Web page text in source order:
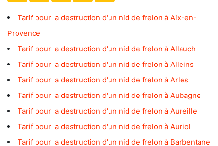
Tarif pour la destruction d'un nid de frelon à Aix-en-
Provence
Tarif pour la destruction d'un nid de frelon à Allauch
Tarif pour la destruction d'un nid de frelon à Alleins
Tarif pour la destruction d'un nid de frelon à Arles
Tarif pour la destruction d'un nid de frelon à Aubagne
Tarif pour la destruction d'un nid de frelon à Aureille
Tarif pour la destruction d'un nid de frelon à Auriol
Tarif pour la destruction d'un nid de frelon à Barbentane